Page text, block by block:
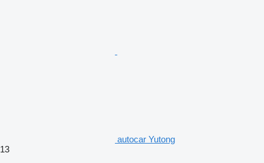
autocar Yutong
13